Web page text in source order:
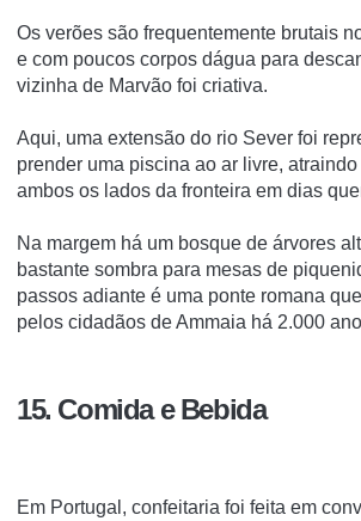
Os verões são frequentemente brutais
e com poucos corpos dágua para
vizinha de Marvão foi criativa.
Aqui, uma extensão do rio Sever foi
prender uma piscina ao ar livre,
ambos os lados da fronteira em dias
Na margem há um bosque de árvores
bastante sombra para mesas de
passos adiante é uma ponte romana
pelos cidadãos de Ammaia há 2.000
15. Comida e Bebida
Em Portugal, confeitaria foi feita em